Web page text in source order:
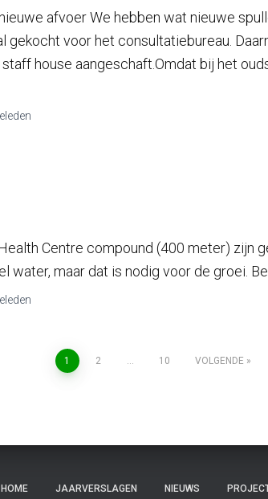
afvoer We hebben wat nieuwe
gekocht voor het consultatiebureau.
house aangeschaft.Omdat bij het
Centre compound (400 meter) zijn
water, maar dat is nodig voor de groei.
1 2 … 10 VOLGENDE
HOME JAARVERSLAGEN NIEUWS